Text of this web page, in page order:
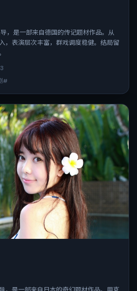
，是一部来自德国的传记题材作品。从
，表演层次丰富，群戏调度稳健。结局留
#